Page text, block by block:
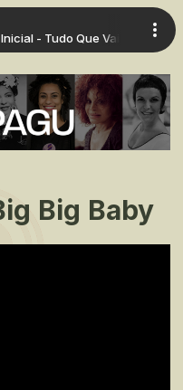
- Tudo Que Vai (feat.
Big Baby